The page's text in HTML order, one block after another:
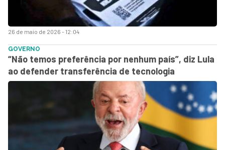
26 de maio de 2026 - 12:04
GOVERNO
“Não temos preferência por nenhum país”, diz Lula
ao defender transferência de tecnologia